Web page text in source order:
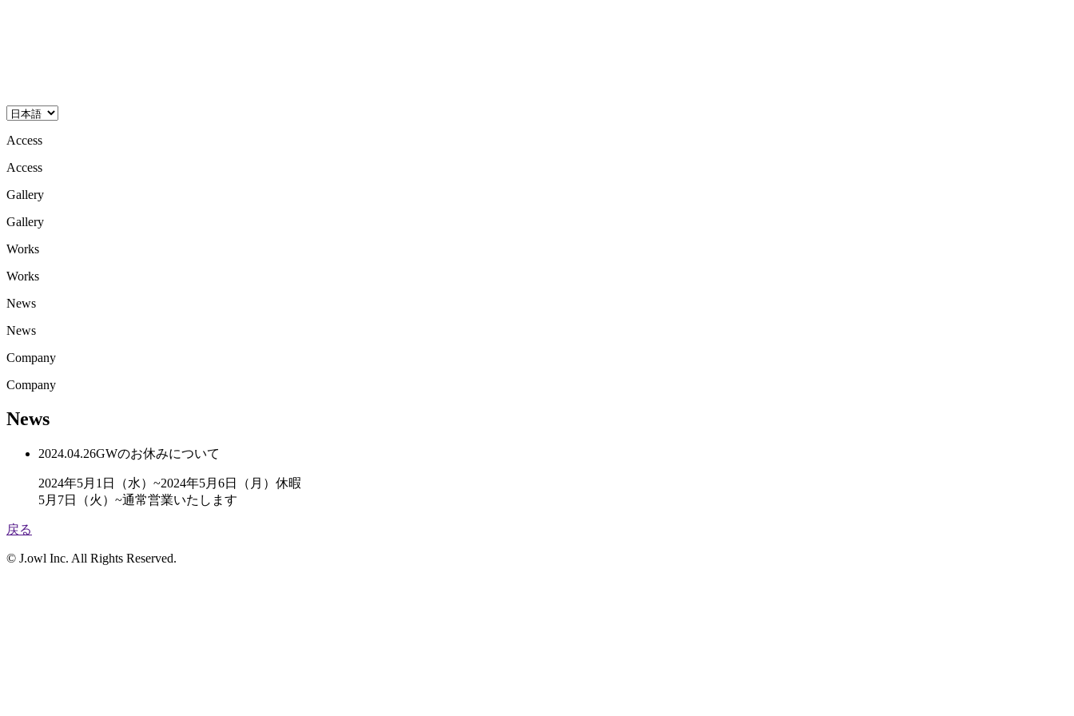
Access
Access
Gallery
Gallery
Works
Works
News
News
Company
Company
News
2024.04.26GWのお休みについて
2024年5月1日（水）~2024年5月6日（月）休暇
5月7日（火）~通常営業いたします
戻る
© J.owl Inc. All Rights Reserved.